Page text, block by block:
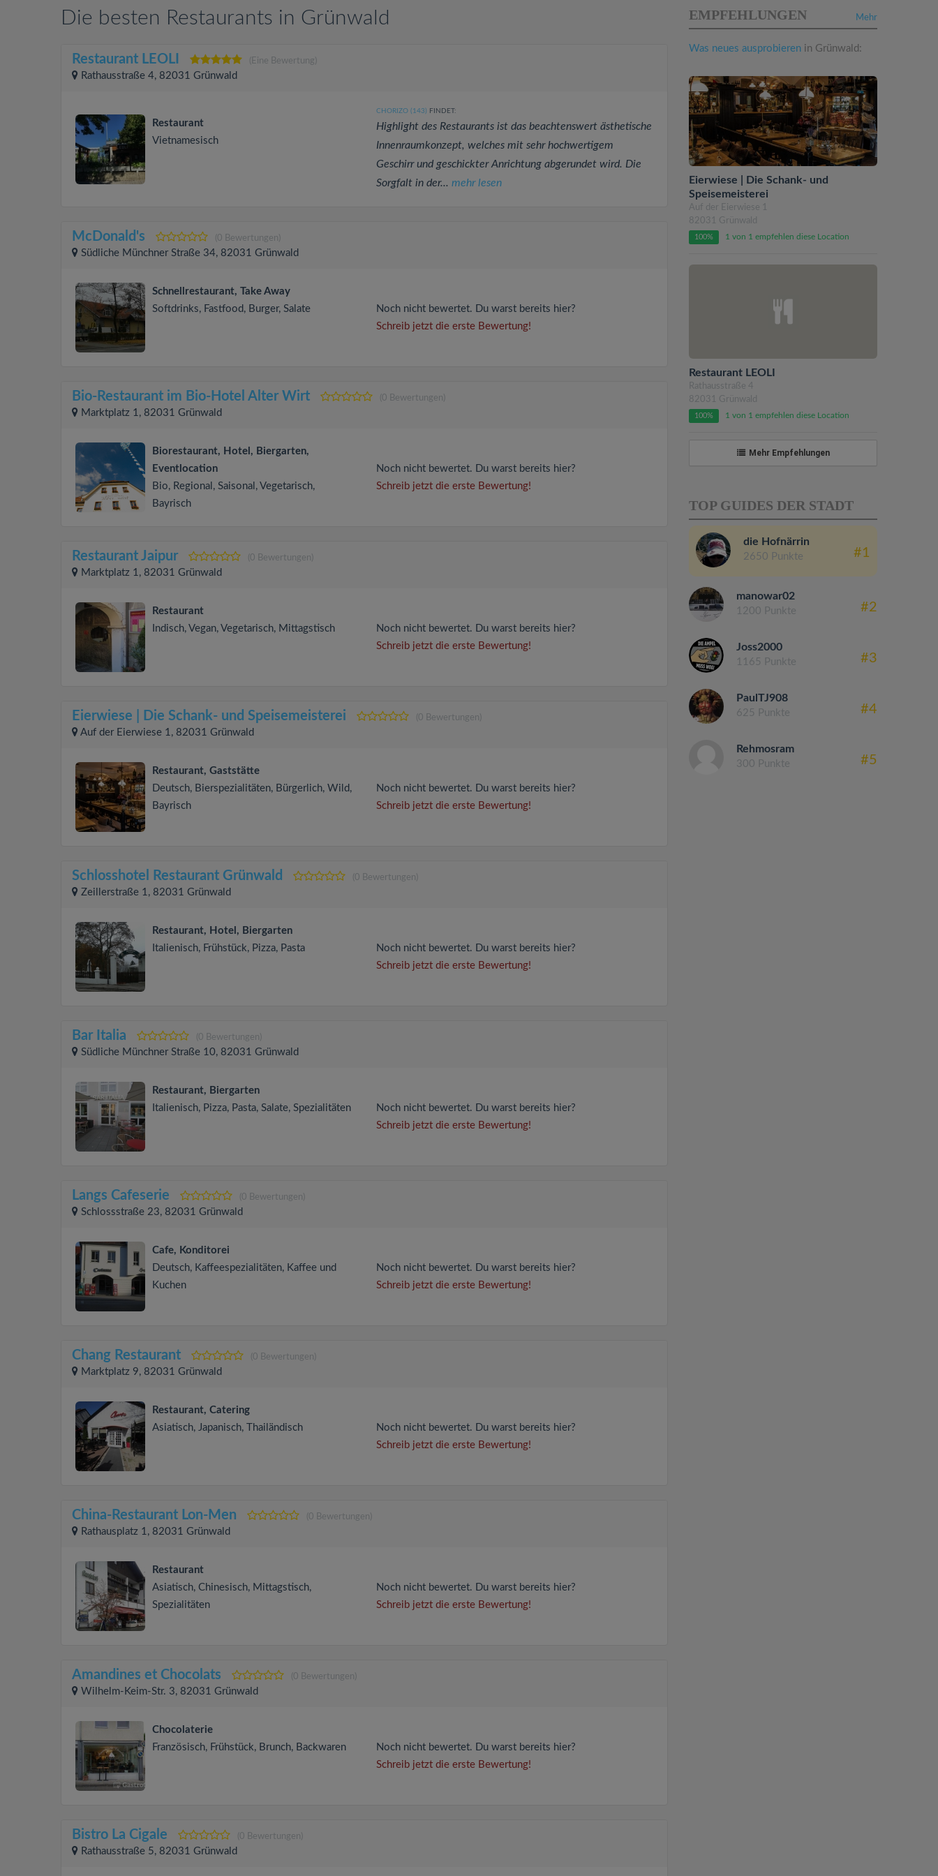
Die besten Restaurants in Grünwald
Restaurant LEOLI (Eine Bewertung)
Rathausstraße 4, 82031 Grünwald
Restaurant
Vietnamesisch
CHORIZO (143) FINDET:
Highlight des Restaurants ist das beachtenswert ästhetische
Innenraumkonzept, welches mit sehr hochwertigem
Geschirr und geschickter Anrichtung abgerundet wird. Die
Sorgfalt in der... mehr lesen
McDonald's (0 Bewertungen)
Südliche Münchner Straße 34, 82031 Grünwald
Schnellrestaurant, Take Away
Softdrinks, Fastfood, Burger, Salate
Noch nicht bewertet. Du warst bereits hier?
Schreib jetzt die erste Bewertung!
Bio-Restaurant im Bio-Hotel Alter Wirt (0 Bewertungen)
Marktplatz 1, 82031 Grünwald
Biorestaurant, Hotel, Biergarten,
Eventlocation
Bio, Regional, Saisonal, Vegetarisch,
Bayrisch
Noch nicht bewertet. Du warst bereits hier?
Schreib jetzt die erste Bewertung!
Restaurant Jaipur (0 Bewertungen)
Marktplatz 1, 82031 Grünwald
Restaurant
Indisch, Vegan, Vegetarisch, Mittagstisch
Noch nicht bewertet. Du warst bereits hier?
Schreib jetzt die erste Bewertung!
Eierwiese | Die Schank- und Speisemeisterei (0 Bewertungen)
Auf der Eierwiese 1, 82031 Grünwald
Restaurant, Gaststätte
Deutsch, Bierspezialitäten, Bürgerlich, Wild,
Bayrisch
Noch nicht bewertet. Du warst bereits hier?
Schreib jetzt die erste Bewertung!
Schlosshotel Restaurant Grünwald (0 Bewertungen)
Zeillerstraße 1, 82031 Grünwald
Restaurant, Hotel, Biergarten
Italienisch, Frühstück, Pizza, Pasta
Noch nicht bewertet. Du warst bereits hier?
Schreib jetzt die erste Bewertung!
Bar Italia (0 Bewertungen)
Südliche Münchner Straße 10, 82031 Grünwald
Restaurant, Biergarten
Italienisch, Pizza, Pasta, Salate, Spezialitäten
Noch nicht bewertet. Du warst bereits hier?
Schreib jetzt die erste Bewertung!
Langs Cafeserie (0 Bewertungen)
Schlossstraße 23, 82031 Grünwald
Cafe, Konditorei
Deutsch, Kaffeespezialitäten, Kaffee und
Kuchen
Noch nicht bewertet. Du warst bereits hier?
Schreib jetzt die erste Bewertung!
Chang Restaurant (0 Bewertungen)
Marktplatz 9, 82031 Grünwald
Restaurant, Catering
Asiatisch, Japanisch, Thailändisch
Noch nicht bewertet. Du warst bereits hier?
Schreib jetzt die erste Bewertung!
China-Restaurant Lon-Men (0 Bewertungen)
Rathausplatz 1, 82031 Grünwald
Restaurant
Asiatisch, Chinesisch, Mittagstisch,
Spezialitäten
Noch nicht bewertet. Du warst bereits hier?
Schreib jetzt die erste Bewertung!
Amandines et Chocolats (0 Bewertungen)
Wilhelm-Keim-Str. 3, 82031 Grünwald
Chocolaterie
Französisch, Frühstück, Brunch, Backwaren
Noch nicht bewertet. Du warst bereits hier?
Schreib jetzt die erste Bewertung!
Bistro La Cigale (0 Bewertungen)
Rathausstraße 5, 82031 Grünwald
Mehr
EMPFEHLUNGEN
Was neues ausprobieren in Grünwald:
Eierwiese | Die Schank- und
Speisemeisterei
Auf der Eierwiese 1
82031 Grünwald
100% 1 von 1 empfehlen diese Location
Restaurant LEOLI
Rathausstraße 4
82031 Grünwald
100% 1 von 1 empfehlen diese Location
Mehr Empfehlungen
TOP GUIDES DER STADT
die Hofnärrin
2650 Punkte #1
manowar02
1200 Punkte #2
Joss2000
1165 Punkte #3
PaulTJ908
625 Punkte #4
Rehmosram
300 Punkte #5